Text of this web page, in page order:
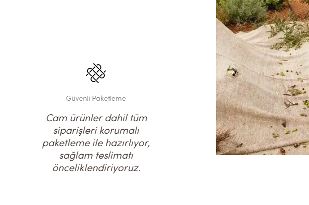
Güvenli Paketleme
Cam ürünler dahil tüm
siparişleri korumalı
paketleme ile hazırlıyor,
sağlam teslimatı
önceliklendiriyoruz.